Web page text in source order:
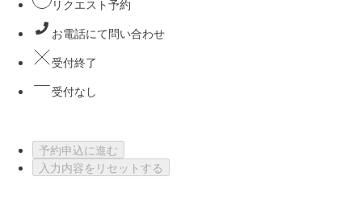
リクエスト予約
お電話にて問い合わせ
受付終了
受付なし
予約申込に進む
入力内容をリセットする